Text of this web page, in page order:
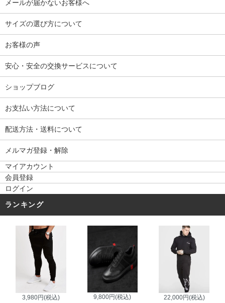
メールが届かないお客様へ
サイズの選び方について
お客様の声
安心・安全の交換サービスについて
ショップブログ
お支払い方法について
配送方法・送料について
メルマガ登録・解除
マイアカウント
会員登録
ログイン
ランキング
3,980円(税込) 9,800円(税込) 22,000円(税込)